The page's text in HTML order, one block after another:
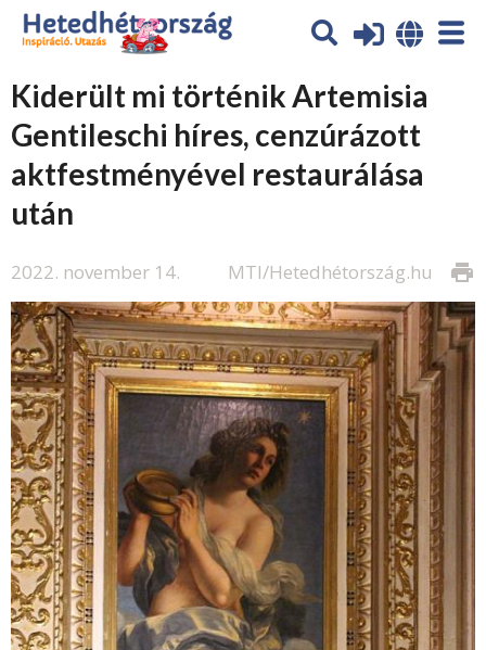
Kiderült mi történik Artemisia
Gentileschi híres, cenzúrázott
aktfestményével restaurálása
után
2022. november 14. print
MTI/Hetedhétország.hu